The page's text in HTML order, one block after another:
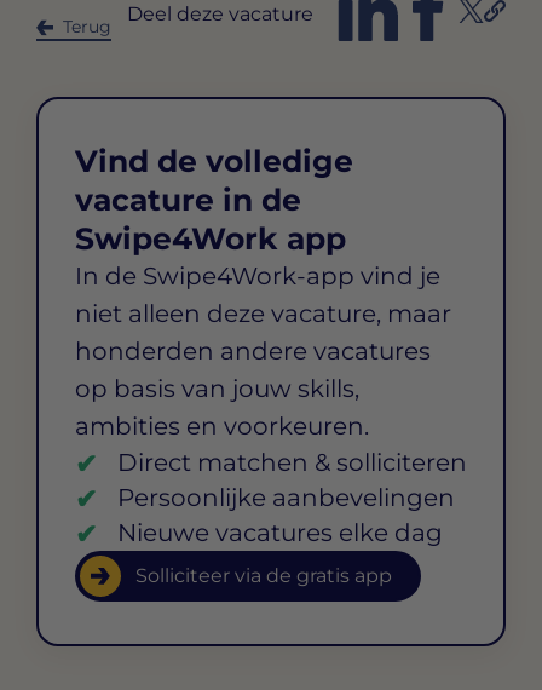
Terug
Deel deze vacature
Vind de volledige
vacature in de
Swipe4Work app
In de Swipe4Work-app vind je
niet alleen deze vacature, maar
honderden andere vacatures
op basis van jouw skills,
ambities en voorkeuren.
Direct matchen & solliciteren
Persoonlijke aanbevelingen
Nieuwe vacatures elke dag
Solliciteer via de gratis app